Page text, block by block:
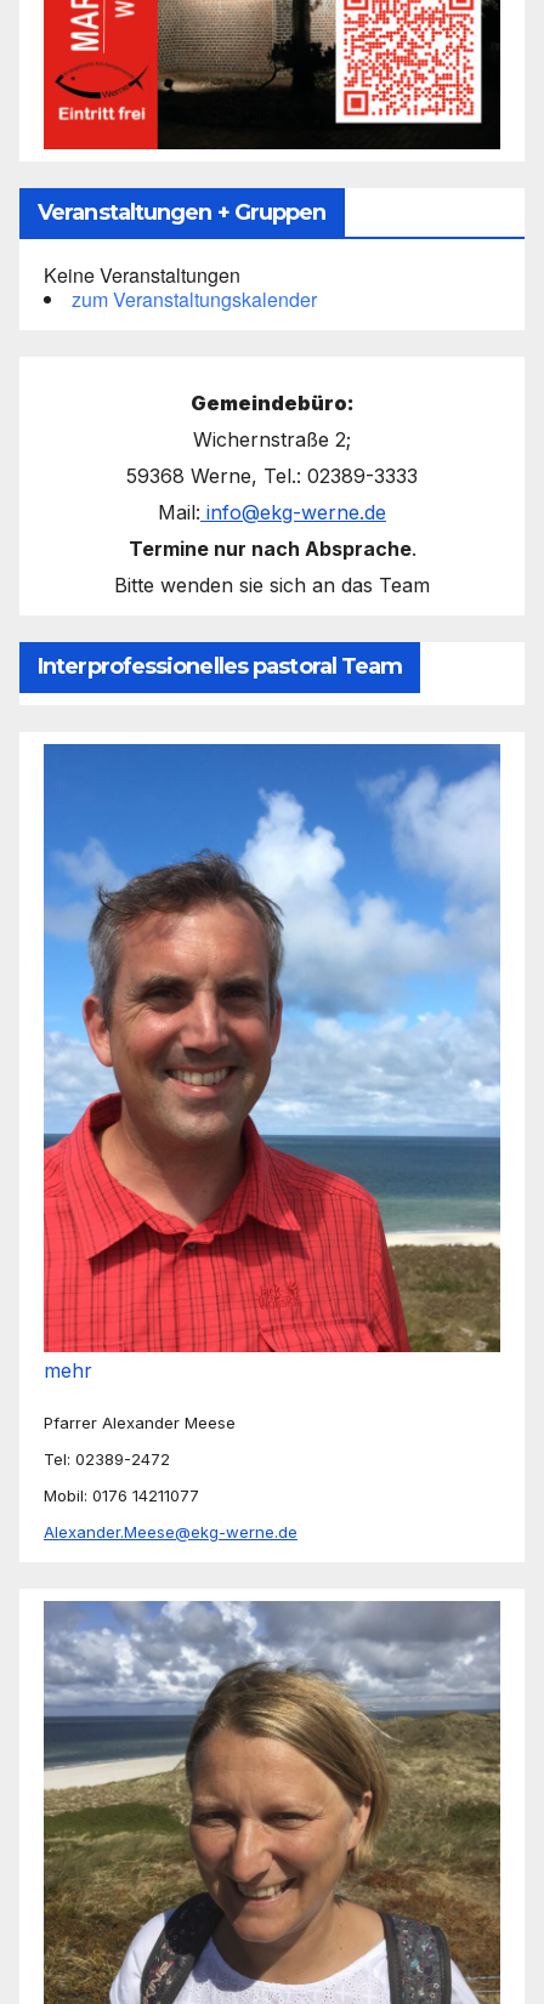
Veranstaltungen + Gruppen
Keine Veranstaltungen
zum Veranstaltungskalender
Gemeindebüro:
Wichernstraße 2;
59368 Werne, Tel.: 02389-3333
Mail: info@ekg-werne.de
Termine nur nach Absprache.
Bitte wenden sie sich an das Team
Interprofessionelles pastoral Team
mehr
Pfarrer Alexander Meese
Tel: 02389-2472
Mobil: 0176 14211077
Alexander.Meese@ekg-werne.de